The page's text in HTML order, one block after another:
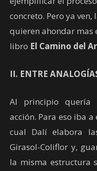
concreto. Pero ya ven,
quieren ahondar mas
libro El Camino del
II. ENTRE
Al principio quería
acción. Para eso iba
cual Dalí elabora
Girasol-Coliflor y,
la misma estructura